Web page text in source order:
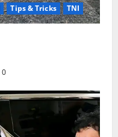
Tips & Tricks TNI
0